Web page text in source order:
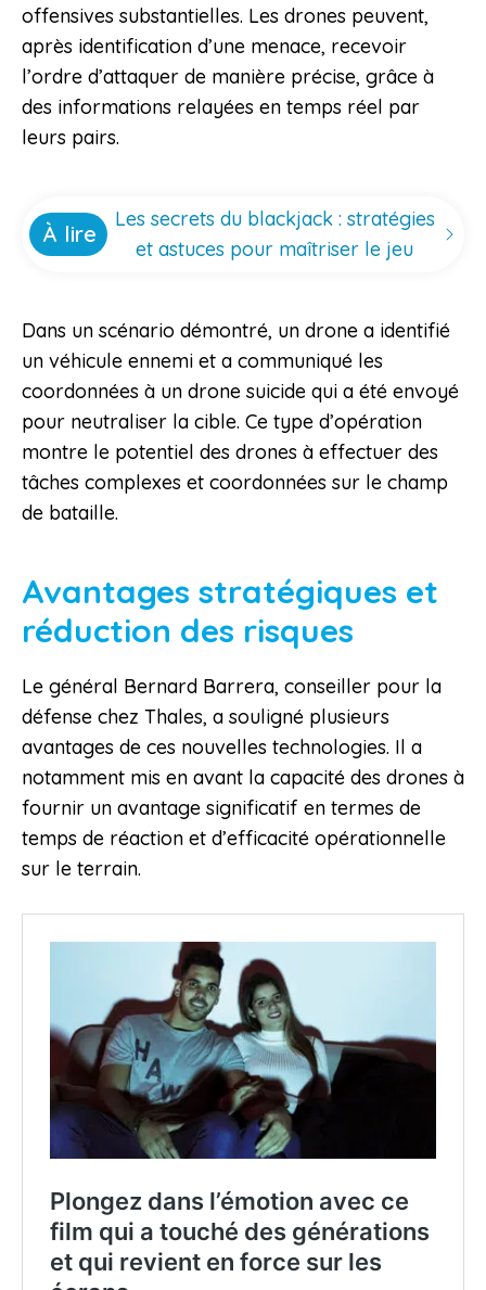
offensives substantielles. Les drones peuvent,
après identification d’une menace, recevoir
l’ordre d’attaquer de manière précise, grâce à
des informations relayées en temps réel par
leurs pairs.
À lire
Les secrets du blackjack : stratégies
et astuces pour maîtriser le jeu
Dans un scénario démontré, un drone a identifié
un véhicule ennemi et a communiqué les
coordonnées à un drone suicide qui a été envoyé
pour neutraliser la cible. Ce type d’opération
montre le potentiel des drones à effectuer des
tâches complexes et coordonnées sur le champ
de bataille.
Avantages stratégiques et
réduction des risques
Le général Bernard Barrera, conseiller pour la
défense chez Thales, a souligné plusieurs
avantages de ces nouvelles technologies. Il a
notamment mis en avant la capacité des drones à
fournir un avantage significatif en termes de
temps de réaction et d’efficacité opérationnelle
sur le terrain.